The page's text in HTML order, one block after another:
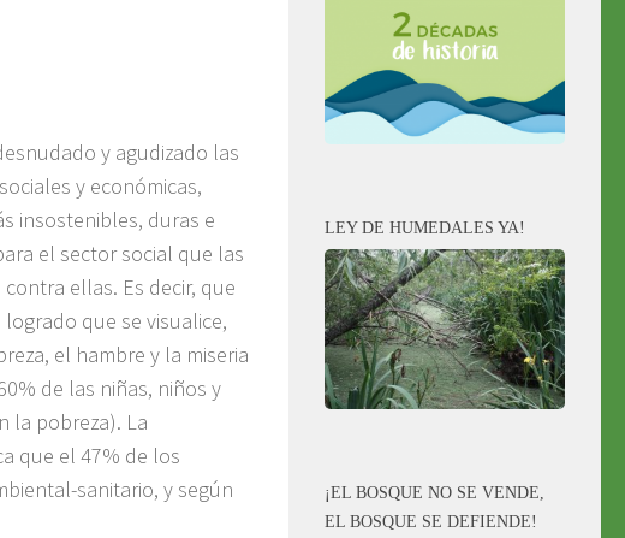
y agudizado las
y económicas,
insostenibles, duras e
el sector social que las
ellas. Es decir, que
que se visualice,
el hambre y la miseria
de las niñas, niños y
la pobreza). La
que el 47% de los
sanitario, y según
LEY DE HUMEDALES YA!
¡EL BOSQUE NO SE VENDE,
EL BOSQUE SE DEFIENDE!